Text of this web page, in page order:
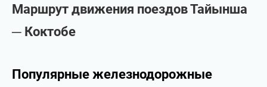
Маршрут движения поездов Тайынша
─ Коктобе
Популярные железнодорожные